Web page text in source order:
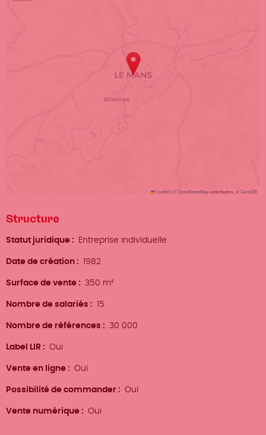
Leaflet| ©OpenStreetMapcontributors, ©CartoDB
Structure
Statut juridique Entreprise individuelle
Date de création 1982
Surface de vente 350 m²
Nombre de salariés 15
Nombre de références 30 000
Label LIR Oui
Vente en ligne Oui
Possibilité de commander Oui
Vente numérique Oui